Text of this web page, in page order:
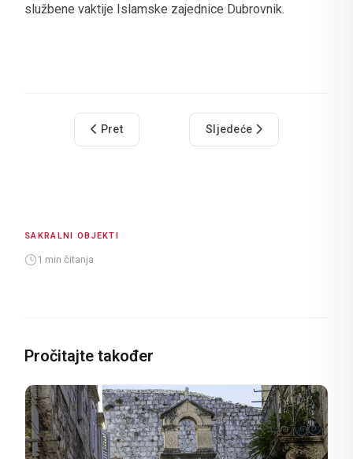
SAKRALNI OBJEKTI
1 min čitanja
službene vaktije Islamske zajednice Dubrovnik.
Prethodni članak: Franjevački samostan
Pret Sljedeći članak: Crkva sv.
Sljedeće
Pročitajte također